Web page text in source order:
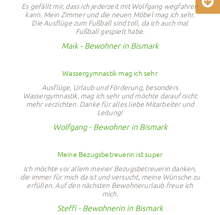
Es gefällt mir, dass ich jederzeit mit Wolfgang wegfahren
kann. Mein Zimmer und die neuen Möbel mag ich sehr.
Die Ausflüge zum Fußball sind toll, da ich auch mal
Fußball gespielt habe.
Maik - Bewohner in Bismark
Wassergymnastik mag ich sehr
Ausflüge, Urlaub und Förderung, besonders
Wassergymnastik, mag ich sehr und möchte darauf nicht
mehr verzichten. Danke für alles liebe Mitarbeiter und
Leitung!
Wolfgang - Bewohner in Bismark
Meine Bezugsbetreuerin ist super
Ich möchte vor allem meiner Bezugsbetreuerin danken,
die immer für mich da ist und versucht, meine Wünsche zu
erfüllen. Auf den nächsten Bewohnerurlaub freue ich
mich.
Steffi - Bewohnerin in Bismark